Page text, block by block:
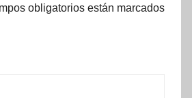
obligatorios están marcados